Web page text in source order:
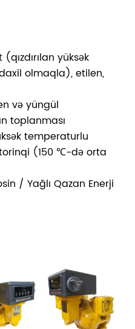
yüksək
olmaqla), etilen,
və yüngül
toplanması
temperaturlu
(150 ℃-də orta
/ Yağlı Qazan Enerji